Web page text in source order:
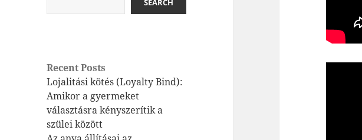
SEARCH
Recent Posts
Lojalitási kötés (Loyalty Bind):
Amikor a gyermeket
választásra kényszerítik a
szülei között